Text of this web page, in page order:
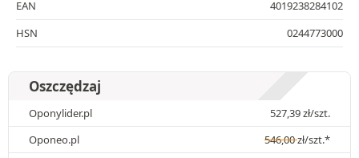
EAN
4019238284102
HSN
0244773000
Oszczędzaj
Oponylider.pl 527,39zł/szt.
Oponeo.pl
546,00zł/szt.*